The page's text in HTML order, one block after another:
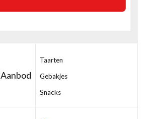
Aanbod
Taarten
Gebakjes
Snacks